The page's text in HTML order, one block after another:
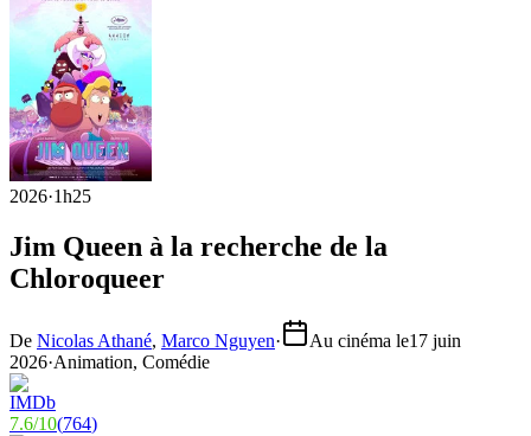
2026·1h25
Jim Queen à la recherche de la
Chloroqueer
De Nicolas Athané, Marco Nguyen· Au cinéma le17 juin
2026·Animation, Comédie
7.6/10(764)